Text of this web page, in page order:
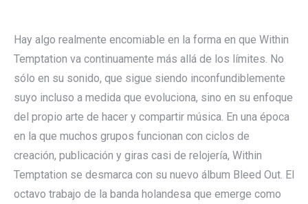
Hay algo realmente encomiable en la forma en que Within
Temptation va continuamente más allá de los límites. No
sólo en su sonido, que sigue siendo inconfundiblemente
suyo incluso a medida que evoluciona, sino en su enfoque
del propio arte de hacer y compartir música. En una época
en la que muchos grupos funcionan con ciclos de
creación, publicación y giras casi de relojería, Within
Temptation se desmarca con su nuevo álbum Bleed Out. El
octavo trabajo de la banda holandesa que emerge como